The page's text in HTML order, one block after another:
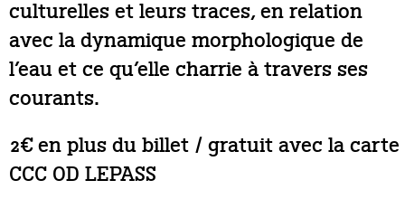
culturelles et leurs traces, en relation
avec la dynamique morphologique de
l’eau et ce qu’elle charrie à travers ses
courants.
2€ en plus du billet / gratuit avec la carte
CCC OD LEPASS